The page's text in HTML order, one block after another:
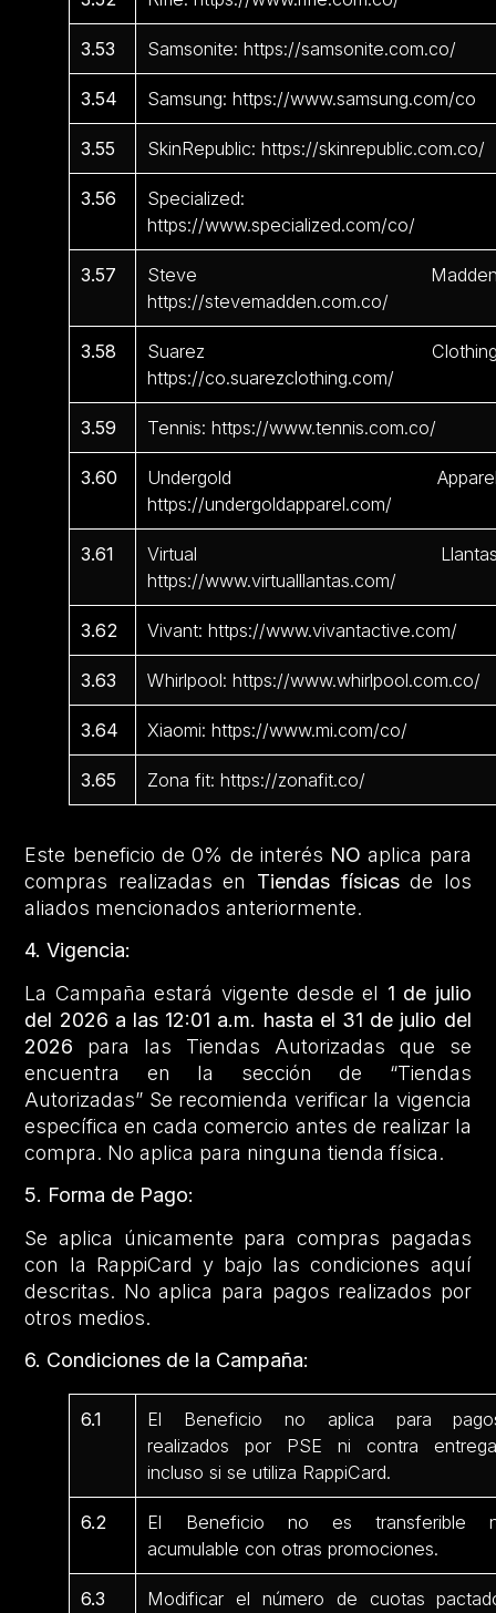
3.53 Samsonite: https://samsonite.com.co/
3.54 Samsung: https://www.samsung.com/co
3.55 SkinRepublic: https://skinrepublic.com.co/
3.56
Specialized:
https://www.specialized.com/co/
3.57
Steve
https://stevemadden.com.co/
3.58
Suarez
https://co.suarezclothing.com/
3.59 Tennis: https://www.tennis.com.co/
3.60
Undergold
https://undergoldapparel.com/
3.61
Virtual
https://www.virtualllantas.com/
3.62 Vivant: https://www.vivantactive.com/
3.63 Whirlpool: https://www.whirlpool.com.co/
3.64 Xiaomi: https://www.mi.com/co/
3.65 Zona fit: https://zonafit.co/
Este beneficio de 0% de interés NOaplica para
compras realizadas en Tiendas físicasde los
aliados mencionados anteriormente.
4. Vigencia:
La Campaña estará vigente desde el 1 de julio
del 2026 a las 12:01 a.m. hasta el 31 de julio del
2026 para las Tiendas Autorizadas que se
encuentra en la sección de “Tiendas
Autorizadas” Se recomienda verificar la vigencia
específica en cada comercio antes de realizar la
compra. No aplica para ninguna tienda física.
5. Forma de Pago:
Se aplica únicamente para compras pagadas
con la RappiCard y bajo las condiciones aquí
descritas. No aplica para pagos realizados por
otros medios.
6. Condiciones de la Campaña:
6.1
El Beneficio no aplica para
realizados por PSE ni contra
incluso si se utiliza RappiCard.
6.2
El Beneficio no es transferible
acumulable con otras promociones.
6.3
Modificar el número de cuotas